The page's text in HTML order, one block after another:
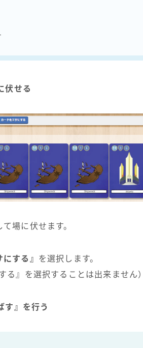
伏せる
場に伏せます。
にする』 を選択します。
る』を選択することは出来ません）
す』を行う